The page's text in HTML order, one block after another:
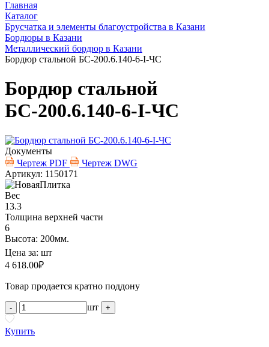
Главная
Каталог
Брусчатка и элементы благоустройства в Казани
Бордюры в Казани
Металлический бордюр в Казани
Бордюр стальной БС-200.6.140-6-I-ЧС
Бордюр стальной
БС-200.6.140-6-I-ЧС
Документы
Чертеж PDF
Чертеж DWG
Артикул: 1150171
Вес
13.3
Толщина верхней части
6
Высота: 200мм.
Цена за: шт
4 618.00₽
Товар продается кратно поддону
- шт +
Купить